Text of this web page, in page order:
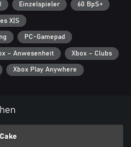
Einzelspieler 60 BpS+
X|S
PC-Gamepad
– Anwesenheit Xbox – Clubs
Xbox Play Anywhere